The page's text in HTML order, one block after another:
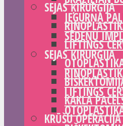
SEJAS ĶIRURĢIJA
LIFTINGS
KAKLA
KRŪŠU OPERĀCIJA
IEGURŅA
SĒDEŅU
SEJAS ĶIRURĢIJA
LIFTINGS